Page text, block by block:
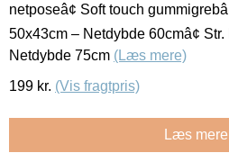
netposeâ¢ Soft touch
50x43cm – Netdybde 60cmâ¢
Netdybde 75cm (Læs mere)
199 kr. (Vis fragtpris)
Læs